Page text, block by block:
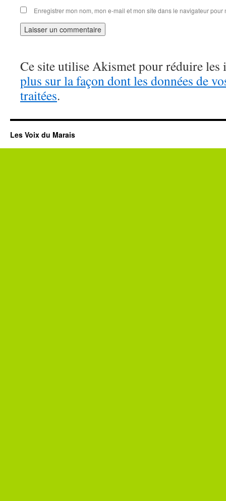
Enregistrer mon nom, mon e-mail et mon site dans le navigateur
Ce site utilise Akismet pour réduire les
plus sur la façon dont les données de
traitées.
Les Voix du Marais